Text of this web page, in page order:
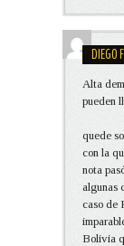
DIEGO
Alta
pueden
quede
con la
nota
algunas
caso de
Bolivia